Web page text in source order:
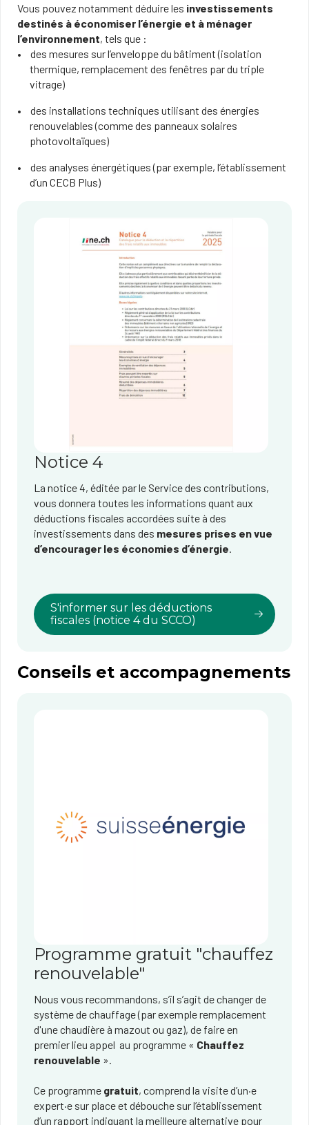
Vous pouvez notamment déduire les investissements
destinés à économiser l’énergie et à ménager
l’environnement, tels que :
des mesures sur l’enveloppe du bâtiment (isolation
thermique, remplacement des fenêtres par du triple
vitrage)
des installations techniques utilisant des énergies
renouvelables (comme des panneaux solaires
photovoltaïques)
des analyses énergétiques (par exemple, l’établissement
d’un CECB Plus)
Notice 4
La notice 4, éditée par le Service des contributions,
vous donnera toutes les informations quant aux
déductions fiscales accordées suite à des
investissements dans des mesures prises en vue
d’encourager les économies d’énergie.
S'informer sur les déductions
fiscales (notice 4 du SCCO)
Conseils et accompagnements
Programme gratuit "chauffez
renouvelable"
Nous vous recommandons, s’il s’agit de changer de
système de chauffag​e (par exemple remplacement
d'une chaudière à mazout ou gaz), de faire en
premier lieu appel au programme « Chauffez
renouvelable ».
Ce programme gratuit, comprend la visite d’un·e
expert·e sur place et débouche sur l’établissement
d’un rapport indiquant la meilleure alternative pour